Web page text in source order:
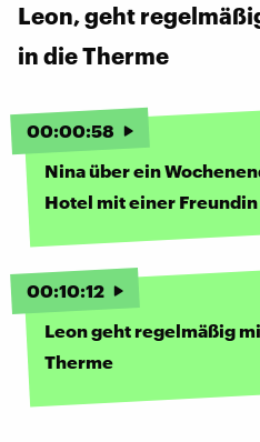
Leon, geht
in die Therme
00:00:58
Nina über ein
Hotel mit einer Freundin
00:10:12
Leon geht regelmäßig
Therme